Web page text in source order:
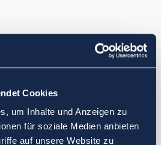
Cookies
um Inhalte und Anzeigen zu
für soziale Medien anbieten
auf unsere Website zu